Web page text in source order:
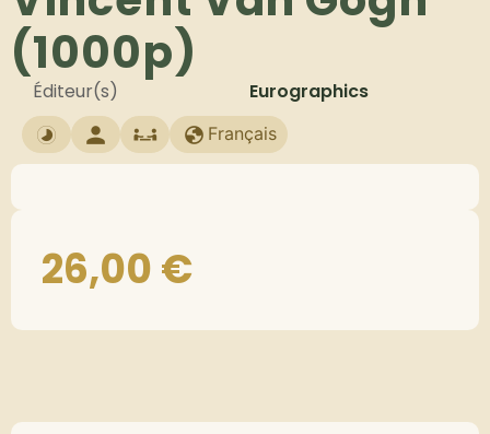
(1000p)
Éditeur(s) Eurographics
Français
26,00€